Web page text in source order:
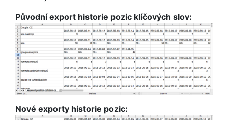
Původní export historie pozic klíčových slov:
Nové exporty historie pozic: